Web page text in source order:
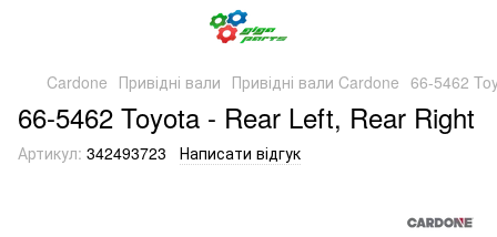
Cardone Привідні вали Привідні вали Cardone 66-5462
66-5462 Toyota - Rear Left, Rear Right
Артикул: 342493723 Написати відгук